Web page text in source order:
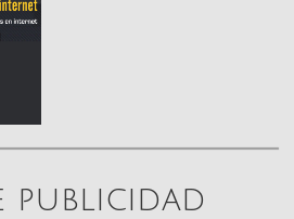
publicidad